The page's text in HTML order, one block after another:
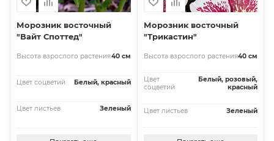
Морозник восточный
"Вайт Споттед"
Высота взрослого растения40 см
Цвет соцветий Белый, красный
Цвет листьев Зеленый
Морозник восточный
"Трикастин"
Высота взрослого растения40 см
Цвет
соцветий
Белый, розовый,
красный
Цвет листьев Зеленый